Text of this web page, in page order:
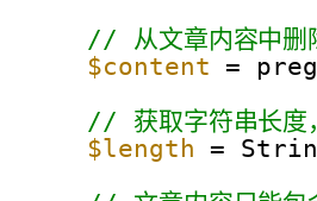
// 从文章内容中删
$content =
// 获取字符串长度
$length =